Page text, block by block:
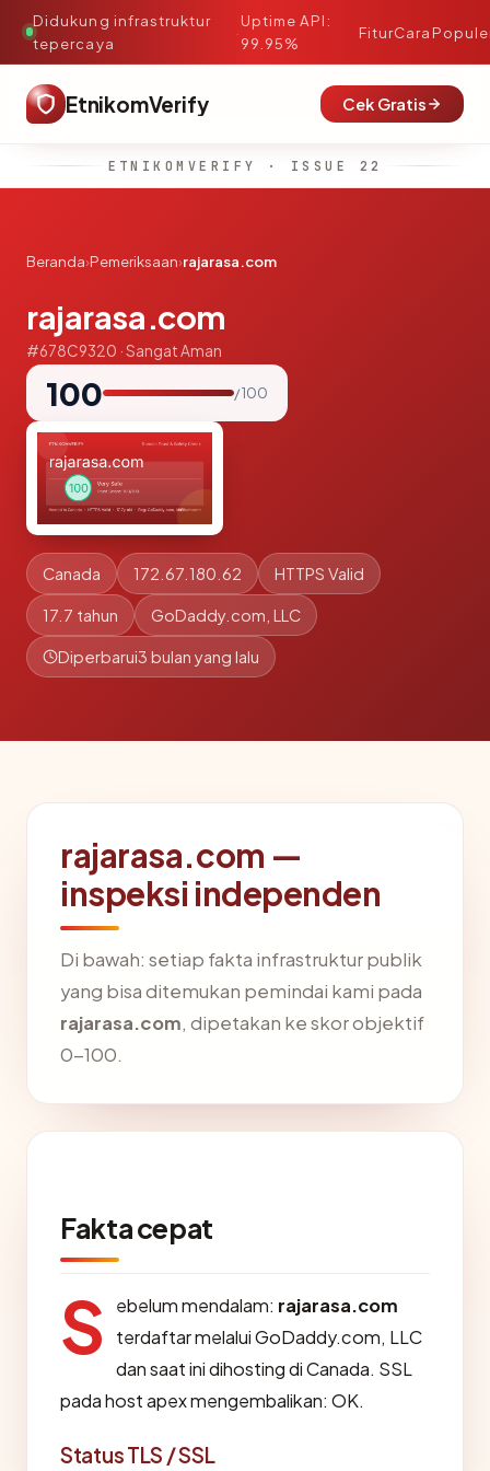
Didukung infrastruktur
tepercaya
·
Uptime API:
99.95%
FiturCara
EtnikomVerify Cek Gratis
ETNIKOMVERIFY · ISSUE 22
Beranda›Pemeriksaan›rajarasa.com
rajarasa.com
#678C9320 · Sangat Aman
100 / 100
Canada 172.67.180.62 HTTPS Valid
17.7 tahun GoDaddy.com, LLC
Diperbarui3 bulan yang lalu
rajarasa.com —
inspeksi independen
Di bawah: setiap fakta infrastruktur publik
yang bisa ditemukan pemindai kami pada
rajarasa.com, dipetakan ke skor objektif
0-100.
Fakta cepat
S ebelum mendalam: rajarasa.com
terdaftar melalui GoDaddy.com, LLC
dan saat ini dihosting di Canada. SSL
pada host apex mengembalikan: OK.
Status TLS / SSL